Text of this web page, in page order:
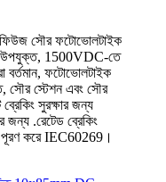
সৌর ফটোভোলটাইক
উপযুক্ত, 1500VDC-তে
বর্তমান, ফটোভোলটাইক
সৌর স্টেশন এবং সৌর
ব্রেকিং সুরক্ষার জন্য
জন্য .রেটেড ব্রেকিং
পূরণ করে IEC60269।